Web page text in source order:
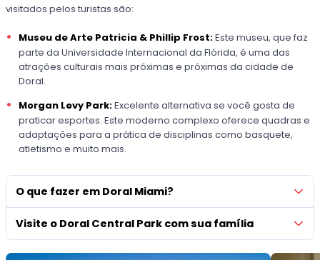
visitados pelos turistas são:
Museu de Arte Patricia & Phillip Frost:Este museu, que faz
parte da Universidade Internacional da Flórida, é uma das
atrações culturais mais próximas e próximas da cidade de
Doral.
Morgan Levy Park:Excelente alternativa se você gosta de
praticar esportes. Este moderno complexo oferece quadras e
adaptações para a prática de disciplinas como basquete,
atletismo e muito mais.
O que fazer em Doral Miami?
Visite o Doral Central Park com sua família